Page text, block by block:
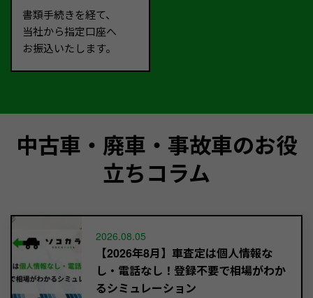
書類手続きを経て、
当社から指定口座へ
お振込いたします。
中古車・廃車・事故車のお役
立ちコラム
2026.08.05
【2026年8月】車査定は個人情報な
し・電話なし！登録不要で相場がわか
るシミュレーション